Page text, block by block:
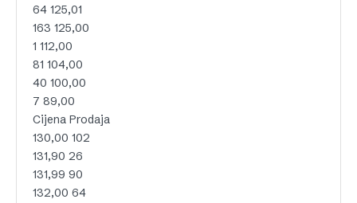
64 125,01
163 125,00
1 112,00
81 104,00
40 100,00
7 89,00
Cijena Prodaja
130,00 102
131,90 26
131,99 90
132,00 64